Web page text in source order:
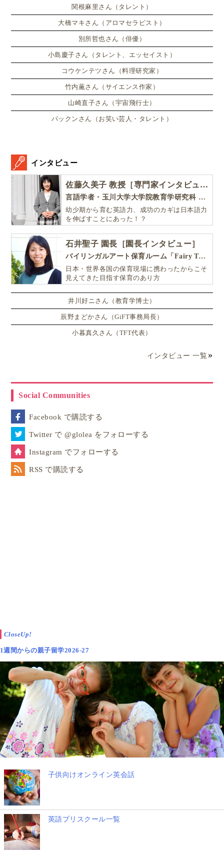
関根麻里さん（タレント）
大橋マキさん（アロマセラピスト）
別所哲也さん（俳優）
小島慶子さん（タレント、エッセイスト）
コウケンテツさん（料理研究家）
竹内薫さん（サイエンス作家）
山崎直子さん（宇宙飛行士）
パックンさん（お笑い芸人・タレント）
インタビュー
佐藤久美子 教授［専門家インタビュー］
言語学者・玉川大学大学院教育学研究科 教授・NHK「えいごであそぼ」総合指導
幼少期から育む英語力、成功のカギは日本語力
を伸ばすことにあった！？
石井聖子 園長［園長インタビュー］
バイリンガルアート保育ルーム「Fairy Tale（フェアリーテイル）」
日本・世界各国の保育現場に携わったからこそ
見えてきた目指す保育のあり方
井川好ニさん（教育学博士）
辰野まどかさん（GiFT事務局長）
小暮真久さん（TFT代表）
インタビュー 一覧
Social Communities
Facebook で購読する
Twitter で @glolea をフォローする
Instagram でフォローする
RSS で購読する
CloseUp!
1週間からの親子留学2026-27
子供向けオンライン英会話
英語プリスクール一覧